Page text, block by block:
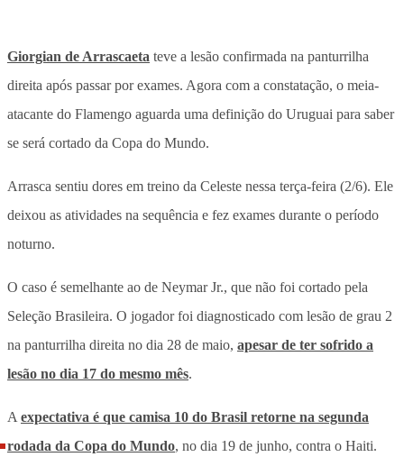
Giorgian de Arrascaeta teve a lesão confirmada na panturrilha
direita após passar por exames. Agora com a constatação, o meia-
atacante do Flamengo aguarda uma definição do Uruguai para saber
se será cortado da Copa do Mundo.
Arrasca sentiu dores em treino da Celeste nessa terça-feira (2/6). Ele
deixou as atividades na sequência e fez exames durante o período
noturno.
O caso é semelhante ao de Neymar Jr., que não foi cortado pela
Seleção Brasileira. O jogador foi diagnosticado com lesão de grau 2
na panturrilha direita no dia 28 de maio, apesar de ter sofrido a
lesão no dia 17 do mesmo mês.
A expectativa é que camisa 10 do Brasil retorne na segunda
rodada da Copa do Mundo, no dia 19 de junho, contra o Haiti.